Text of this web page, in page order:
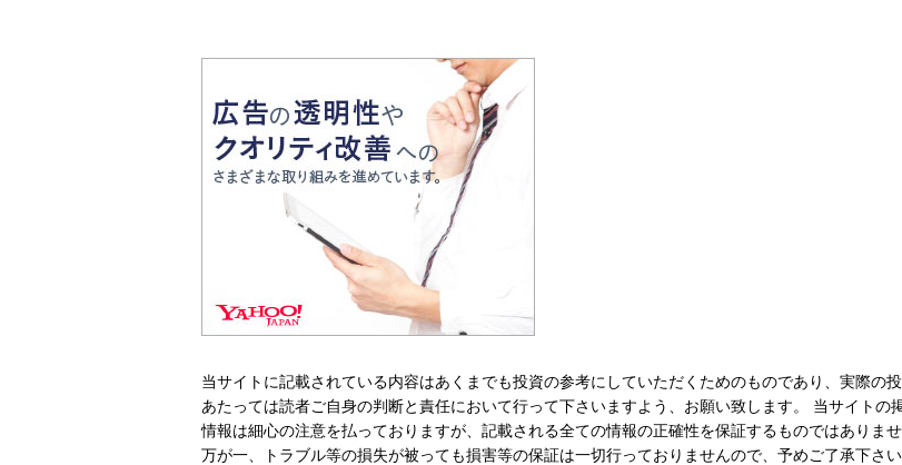
当サイトに記載されている内容はあくまでも投資の参考にしていただくためのものであり、実際の
あたっては読者ご自身の判断と責任において行って下さいますよう、お願い致します。 当サイトの
情報は細心の注意を払っておりますが、記載される全ての情報の正確性を保証するものではありませ
万が一、トラブル等の損失が被っても損害等の保証は一切行っておりませんので、予めご了承下さい